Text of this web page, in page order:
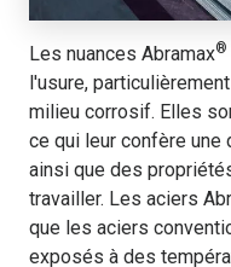
Les nuances Abramax®
l'usure,
milieu corrosif. Elles
ce qui leur confère une
ainsi que des
travailler. Les aciers
que les aciers
exposés à des